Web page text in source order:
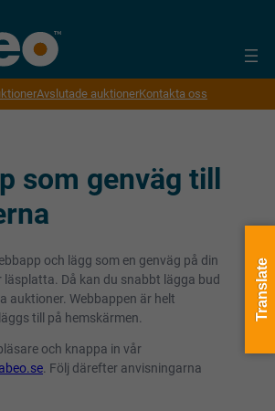
Avslutade auktionerKontakta oss
som genväg till
och lägg som en genväg på din
läsplatta. Då kan du snabbt lägga bud
auktioner. Webbappen är helt
till på hemskärmen.
och knappa in vår
. Följ därefter anvisningarna
Translate